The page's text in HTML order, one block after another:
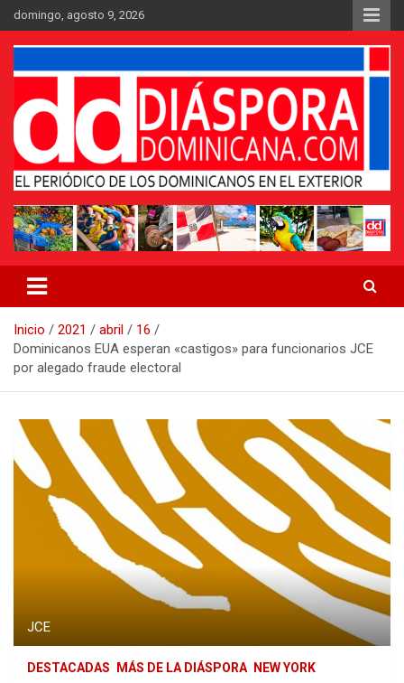
Saltar
al
contenido
domingo, agosto 9, 2026
Periódico Diáspora Dominicana
Inicio 2021 abril
16
Dominicanos EUA esperan «castigos» para funcionarios JCE
por alegado fraude electoral
JCE
DESTACADAS MÁS DE LA DIÁSPORA NEW YORK